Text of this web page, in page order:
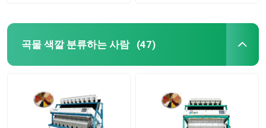
곡물 색깔 분류하는 사람 (47)